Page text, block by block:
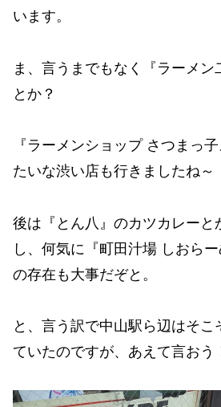
います。
ま、言うまでもなく『ラーメン
とか？
『ラーメンショップ さつまっ
たいな渋い店も行きましたね～
後は『とん八』のカツカレーと
し、何気に『町田汁場 しおらー
の存在も大事だぞと。
と、言う訳で中山駅ら辺はそこ
ていたのですが、あえて言おう